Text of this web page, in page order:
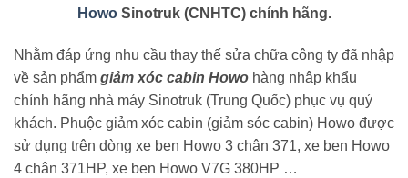
HowoSinotruk (CNHTC) chính hãng.
Nhằm đáp ứng nhu cầu thay thế sửa chữa công ty đã nhập
về sản phẩm giảm xóc cabin Howo hàng nhập khẩu
chính hãng nhà máy Sinotruk (Trung Quốc) phục vụ quý
khách. Phuộc giảm xóc cabin (giảm sóc cabin) Howo được
sử dụng trên dòng xe ben Howo 3 chân 371, xe ben Howo
4 chân 371HP, xe ben Howo V7G 380HP …